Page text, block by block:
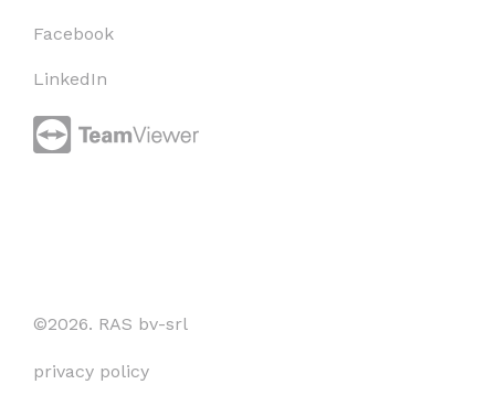
Facebook
LinkedIn
©2026. RAS bv-srl
privacy policy